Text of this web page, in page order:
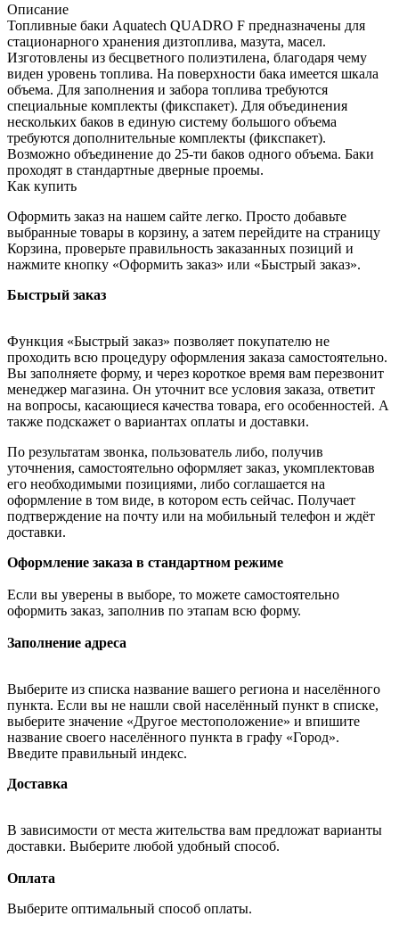
Описание
Топливные баки Aquatech QUADRO F предназначены для
стационарного хранения дизтоплива, мазута, масел.
Изготовлены из бесцветного полиэтилена, благодаря чему
виден уровень топлива. На поверхности бака имеется шкала
объема. Для заполнения и забора топлива требуются
специальные комплекты (фикспакет). Для объединения
нескольких баков в единую систему большого объема
требуются дополнительные комплекты (фикспакет).
Возможно объединение до 25-ти баков одного объема. Баки
проходят в стандартные дверные проемы.
Как купить
Оформить заказ на нашем сайте легко. Просто добавьте
выбранные товары в корзину, а затем перейдите на страницу
Корзина, проверьте правильность заказанных позиций и
нажмите кнопку «Оформить заказ» или «Быстрый заказ».
Быстрый заказ
Функция «Быстрый заказ» позволяет покупателю не
проходить всю процедуру оформления заказа самостоятельно.
Вы заполняете форму, и через короткое время вам перезвонит
менеджер магазина. Он уточнит все условия заказа, ответит
на вопросы, касающиеся качества товара, его особенностей. А
также подскажет о вариантах оплаты и доставки.
По результатам звонка, пользователь либо, получив
уточнения, самостоятельно оформляет заказ, укомплектовав
его необходимыми позициями, либо соглашается на
оформление в том виде, в котором есть сейчас. Получает
подтверждение на почту или на мобильный телефон и ждёт
доставки.
Оформление заказа в стандартном режиме
Если вы уверены в выборе, то можете самостоятельно
оформить заказ, заполнив по этапам всю форму.
Заполнение адреса
Выберите из списка название вашего региона и населённого
пункта. Если вы не нашли свой населённый пункт в списке,
выберите значение «Другое местоположение» и впишите
название своего населённого пункта в графу «Город».
Введите правильный индекс.
Доставка
В зависимости от места жительства вам предложат варианты
доставки. Выберите любой удобный способ.
Оплата
Выберите оптимальный способ оплаты.